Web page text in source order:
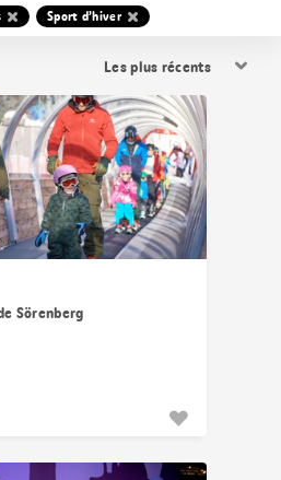
Sport d’hiver
les
résultats
Sörenberg